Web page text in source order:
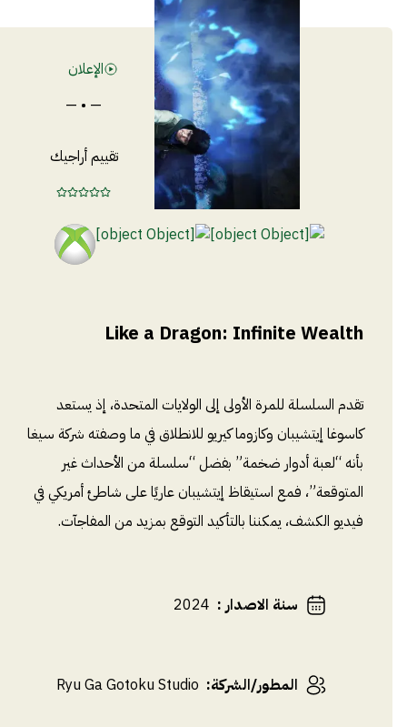
الإعلان
— • —
تقييم أراجيك
Like a Dragon: Infinite Wealth
تقدم السلسلة للمرة الأولى إلى الولايات المتحدة، إذ يستعد
كاسوغا إيتشيبان وكازوما كيريو للانطلاق في ما وصفته شركة سيغا
بأنه “لعبة أدوار ضخمة” بفضل “سلسلة من الأحداث غير
المتوقعة”، فمع استيقاظ إيتشيبان عاريًا على شاطئ أمريكي في
فيديو الكشف، يمكننا بالتأكيد التوقع بمزيد من المفاجآت.
سنة الاصدار:
2024
المطور/الشركة:
Ryu Ga Gotoku Studio